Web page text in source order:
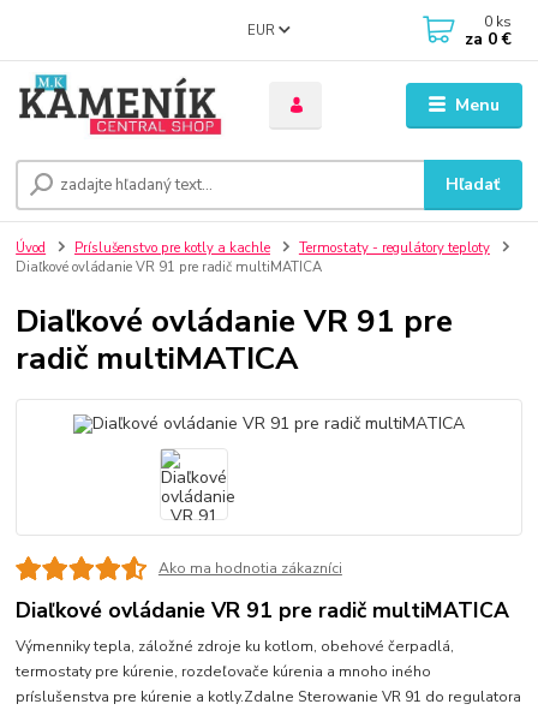
Menu
EUR
Hľadať
0 ks
za 0 €
Úvod Príslušenstvo pre kotly a kachle
Termostaty - regulátory teploty
Diaľkové ovládanie VR 91 pre radič multiMATICA
Diaľkové ovládanie VR 91 pre
radič multiMATICA
Ako ma hodnotia zákazníci
Diaľkové ovládanie VR 91 pre radič multiMATICA
Výmenniky tepla, záložné zdroje ku kotlom, obehové čerpadlá,
termostaty pre kúrenie, rozdeľovače kúrenia a mnoho iného
príslušenstva pre kúrenie a kotly.Zdalne Sterowanie VR 91 do regulatora